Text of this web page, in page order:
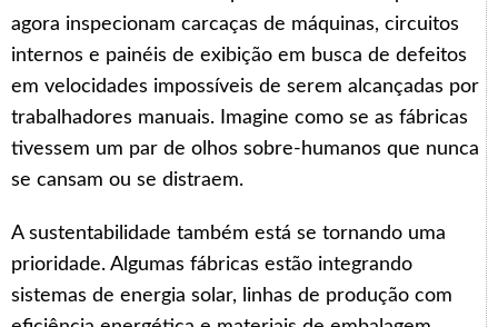
agora inspecionam carcaças de máquinas, circuitos
internos e painéis de exibição em busca de defeitos
em velocidades impossíveis de serem alcançadas por
trabalhadores manuais. Imagine como se as fábricas
tivessem um par de olhos sobre-humanos que nunca
se cansam ou se distraem.
A sustentabilidade também está se tornando uma
prioridade. Algumas fábricas estão integrando
sistemas de energia solar, linhas de produção com